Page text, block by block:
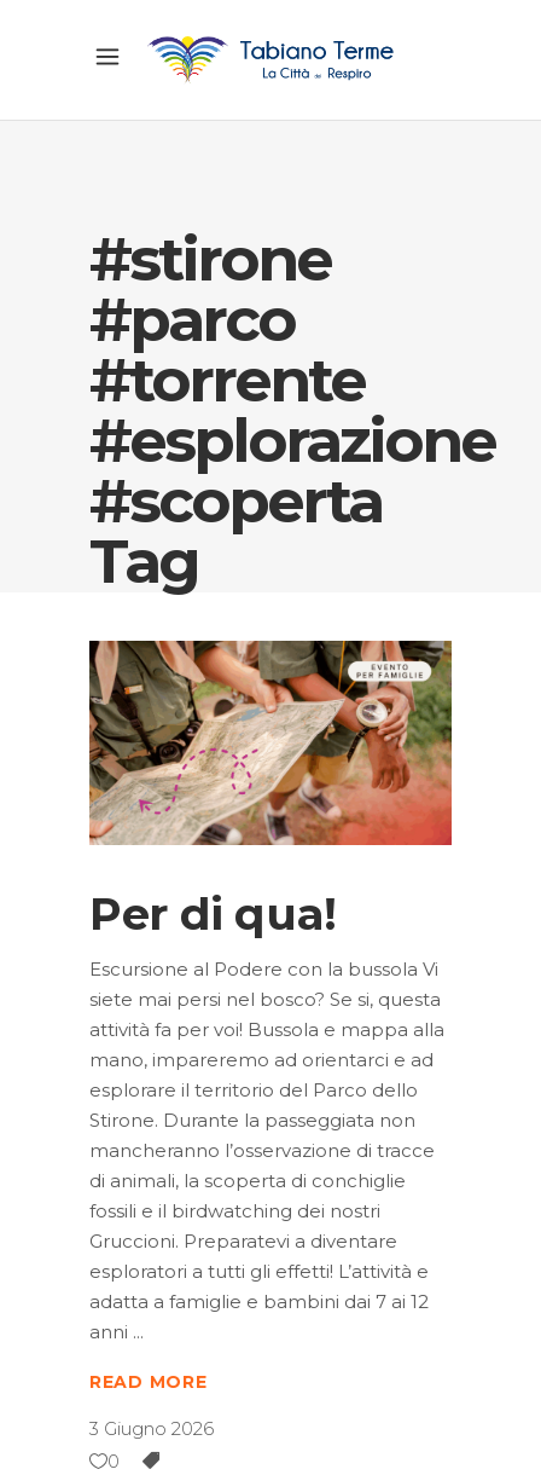
#stirone
#parco
#torrente
#esplorazione
#scoperta
Tag
Per di qua!
Escursione al Podere con la bussola Vi
siete mai persi nel bosco? Se si, questa
attività fa per voi! Bussola e mappa alla
mano, impareremo ad orientarci e ad
esplorare il territorio del Parco dello
Stirone. Durante la passeggiata non
mancheranno l’osservazione di tracce
di animali, la scoperta di conchiglie
fossili e il birdwatching dei nostri
Gruccioni. Preparatevi a diventare
esploratori a tutti gli effetti! L’attività e
adatta a famiglie e bambini dai 7 ai 12
anni
READ MORE
3 Giugno 2026
0